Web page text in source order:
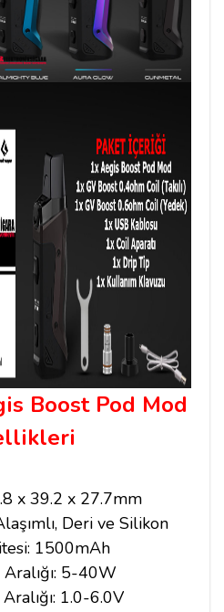
Boost Pod Mod
x 39.2 x 27.7mm
Deri ve Silikon
1500mAh
Aralığı: 5-40W
Aralığı: 1.0-6.0V